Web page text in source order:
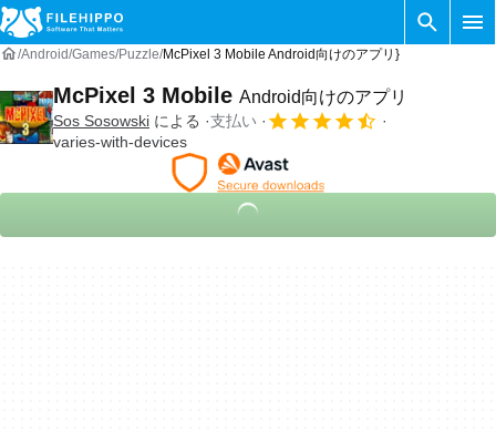
Android Games Puzzle McPixel 3 Mobile Android向けのアプリ}
McPixel 3 Mobile Android向けのアプリ
Sos Sosowski による
支払い
varies-with-devices